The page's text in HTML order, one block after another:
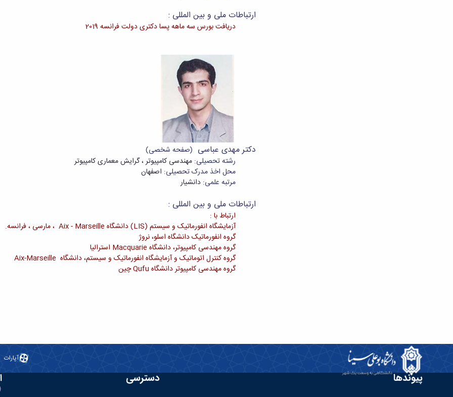
ارتباطات ملی و بین المللی :
دریافت بورس سه ­ماهه پسا دکتری دولت فرانسه 2019
دکتر مهدی عباسی (صفحه شخصی)
رشته تحصیلی: مهندسی کامپیوتر ، گرایش معماری کامپیوتر
محل اخذ مدرک تحصیلی: اصفهان
مرتبه علمی: دانشیار
ارتباطات ملی و بین المللی :
ارتباط با :
آزمایشگاه انفورماتیک و سیستم (LIS) دانشگاه Aix - Marseille ، مارسی ، فرانسه.
گروه انفورماتیک دانشگاه اسلو، نروژ
گروه مهندسی کامپیوتر، دانشگاه Macquarie استرالیا
گروه کنترل اتوماتیک و آزمایشگاه انفورماتیک و سیستم، دانشگاه Aix-Marseille
گروه مهندسی کامپیوتر دانشگاه Qufu چین
آپارات
پیوندها دسترسی